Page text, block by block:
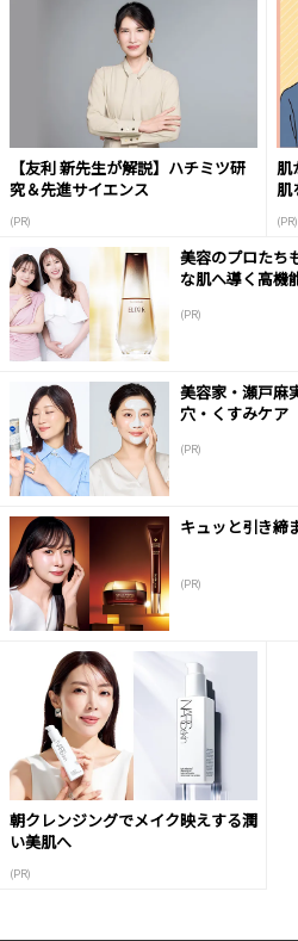
【友利 新先生が解説】ハチミツ研
究＆先進サイエンス
(PR)
肌
肌
(PR)
美容のプロたち
な肌へ導く高機
(PR)
美容家・瀬戸麻
穴・くすみケア
(PR)
キュッと引き締
(PR)
朝クレンジングでメイク映えする潤
い美肌へ
(PR)